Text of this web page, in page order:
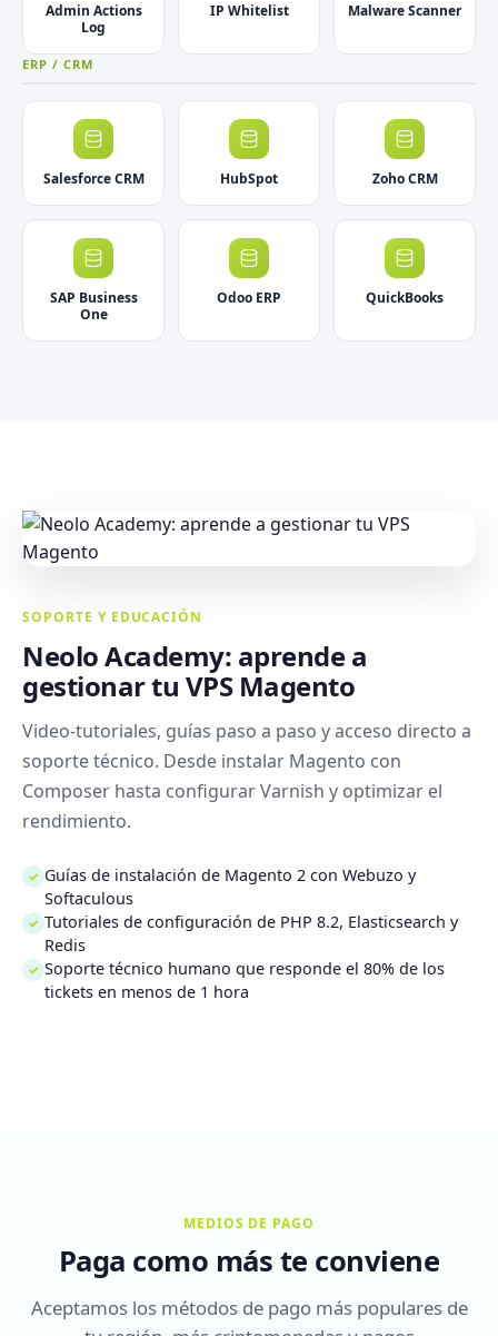
Admin Actions
Log
IP Whitelist Malware Scanner
ERP / CRM
Salesforce CRM HubSpot Zoho CRM
SAP Business
One
Odoo ERP QuickBooks
SOPORTE Y EDUCACIÓN
Neolo Academy: aprende a
gestionar tu VPS Magento
Video-tutoriales, guías paso a paso y acceso directo a
soporte técnico. Desde instalar Magento con
Composer hasta configurar Varnish y optimizar el
rendimiento.
✓ Guías de instalación de Magento 2 con Webuzo y
Softaculous
✓ Tutoriales de configuración de PHP 8.2, Elasticsearch y
Redis
✓ Soporte técnico humano que responde el 80% de los
tickets en menos de 1 hora
MEDIOS DE PAGO
Paga como más te conviene
Aceptamos los métodos de pago más populares de